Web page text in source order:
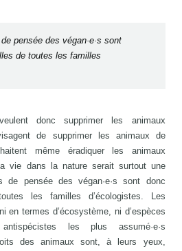
pensée des végan·e·s sont
de toutes les familles
donc supprimer les animaux
de supprimer les animaux de
même éradiquer les animaux
vie dans la nature serait surtout une
de pensée des végan·e·s sont donc
les familles d’écologistes. Les
en termes d’écosystème, ni d’espèces
les plus assumé·e·s
des animaux sont, à leurs yeux,